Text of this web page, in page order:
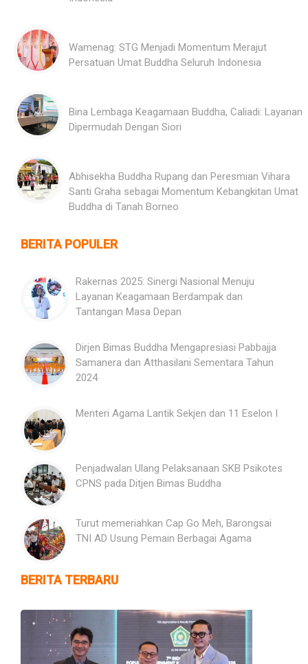
Wamenag: STG Menjadi Momentum Merajut
Persatuan Umat Buddha Seluruh Indonesia
Bina Lembaga Keagamaan Buddha, Caliadi: Layanan
Dipermudah Dengan Siori
Abhisekha Buddha Rupang dan Peresmian Vihara
Santi Graha sebagai Momentum Kebangkitan Umat
Buddha di Tanah Borneo
BERITA POPULER
Rakernas 2025: Sinergi Nasional Menuju
Layanan Keagamaan Berdampak dan
Tantangan Masa Depan
Dirjen Bimas Buddha Mengapresiasi Pabbajja
Samanera dan Atthasilani Sementara Tahun
2024
Menteri Agama Lantik Sekjen dan 11 Eselon I
Penjadwalan Ulang Pelaksanaan SKB Psikotes
CPNS pada Ditjen Bimas Buddha
Turut memeriahkan Cap Go Meh, Barongsai
TNI AD Usung Pemain Berbagai Agama
BERITA TERBARU